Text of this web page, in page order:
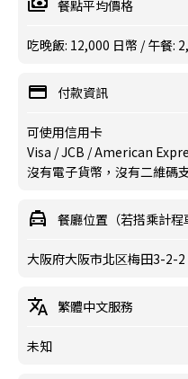
餐點平均價格
吃晚飯: 12,000 日幣 / 午餐:
付款資訊
可使用信用卡
Visa / JCB / American
沒有電子貨幣，沒有二維碼
餐廳位置（若搭乘計程
大阪府大阪市北区梅田3-2-
繁體中文服務
未知